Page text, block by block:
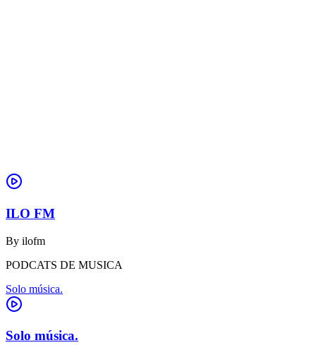
ILO FM
By ilofm
PODCATS DE MUSICA
Solo música.
Solo música.